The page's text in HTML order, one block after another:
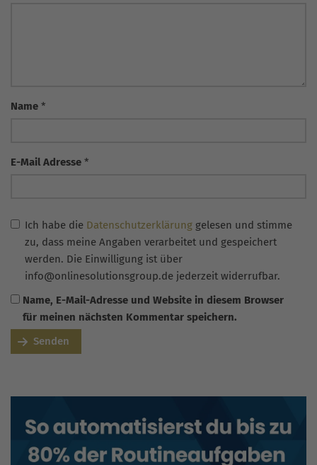
Name *
E-Mail Adresse *
Ich habe die Datenschutzerklärung gelesen und stimme
zu, dass meine Angaben verarbeitet und gespeichert
werden. Die Einwilligung ist über
info@onlinesolutionsgroup.de jederzeit widerrufbar.
Name, E-Mail-Adresse und Website in diesem Browser
für meinen nächsten Kommentar speichern.
Senden